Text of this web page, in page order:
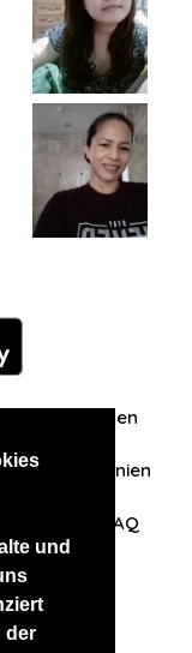
und
der
Erfahrungen
FAQ